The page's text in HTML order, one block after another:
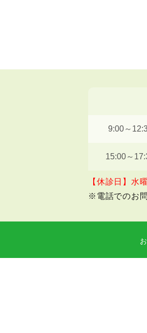
9:00～
15:00～
【休診日】水
※電話でのお